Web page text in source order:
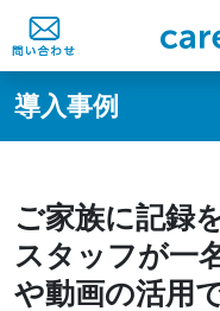
導入事例
ご家族に記録
スタッフが一
や動画の活用